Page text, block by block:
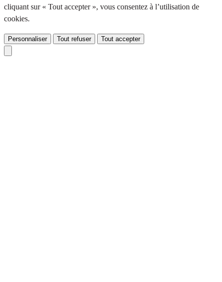
cliquant sur « Tout accepter », vous consentez à l’utilisation de
cookies.
Personnaliser Tout refuser Tout accepter